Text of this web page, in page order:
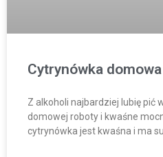
Cytrynówka domowa
Z alkoholi najbardziej lubię pić
domowej roboty i kwaśne
cytrynówka jest kwaśna i ma